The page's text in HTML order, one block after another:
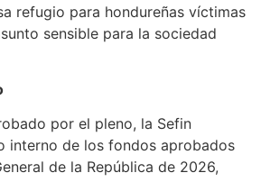
refugio para hondureñas víctimas
sensible para la sociedad
por el pleno, la Sefin
interno de los fondos aprobados
de la República de 2026,